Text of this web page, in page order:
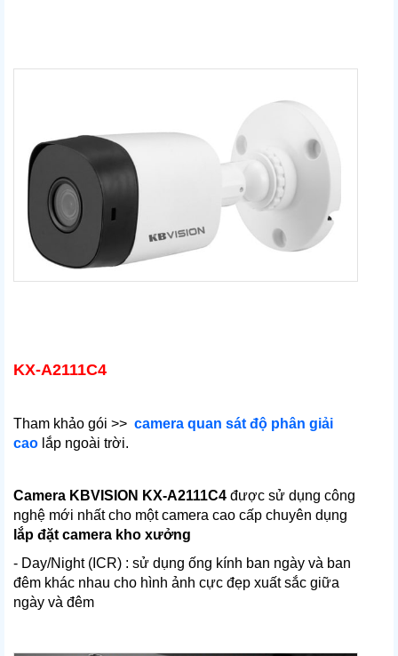
KX-A2111C4
Tham khảo gói >> camera quan sát độ phân giải
cao lắp ngoài trời.
Camera KBVISION KX-A2111C4 được sử dụng công
nghệ mới nhất cho một camera cao cấp chuyên dụng
lắp đặt camera kho xưởng
- Day/Night (ICR) : sử dụng ống kính ban ngày và ban
đêm khác nhau cho hình ảnh cực đẹp xuất sắc giữa
ngày và đêm